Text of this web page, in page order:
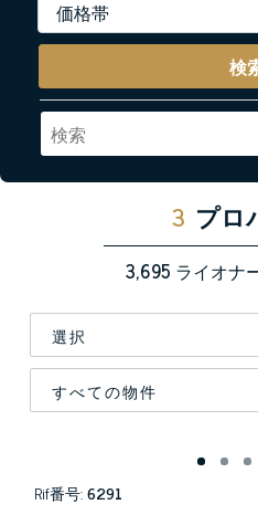
検
3 プロ
3,695 ライオナ
Rif番号:6291